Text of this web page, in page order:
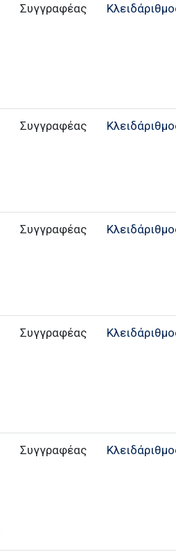
Συγγραφέας
Συγγραφέας
Συγγραφέας
Συγγραφέας
Συγγραφέας